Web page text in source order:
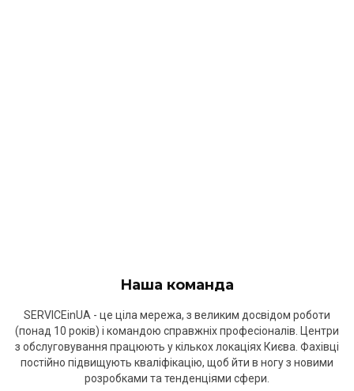
Наша команда
SERVICEinUA - це ціла мережа, з великим досвідом роботи
(понад 10 років) і командою справжніх професіоналів. Центри
з обслуговування працюють у кількох локаціях Києва. Фахівці
постійно підвищують кваліфікацію, щоб йти в ногу з новими
розробками та тенденціями сфери.